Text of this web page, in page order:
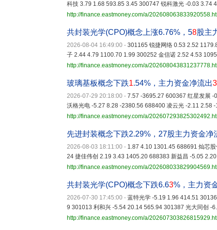
科技 3.79 1.68 593.85 3.45 300747 锐科激光 -0.03 3.74
http://finance.eastmoney.com/a/
共封装光学(CPO)概念上涨6.76%，58股主
2026-08-04 16:49:00 - 301165 锐捷网络 0.53 2.52
子 2.44 4.79 1100.70 1.99 300252 金信诺 2.52 4.53
http://finance.eastmoney.com/a/
玻璃基板概念下跌1.54%，主力资金净流出3
2026-07-29 20:18:00 - 7.57 -3695.27 600367 红星发展
沃格光电 -5.27 8.28 -2380.56 688400 凌云光 -2.11 2.58
http://finance.eastmoney.com/a/
先进封装概念下跌2.29%，27股主力资金净
2026-08-03 18:11:00 - 1.87 4.10 1301.45 688691 灿芯
24 捷佳伟创 2.19 3.43 1405.20 688383 新益昌 -5.05
http://finance.eastmoney.com/a/
共封装光学(CPO)概念下跌6.63%，主力资
2026-07-30 17:45:00 - 蓝特光学 -5.19 1.96 414.51
9 301013 利和兴 -5.54 20.14 565.94 301387 光大同创 -
http://finance.eastmoney.com/a/